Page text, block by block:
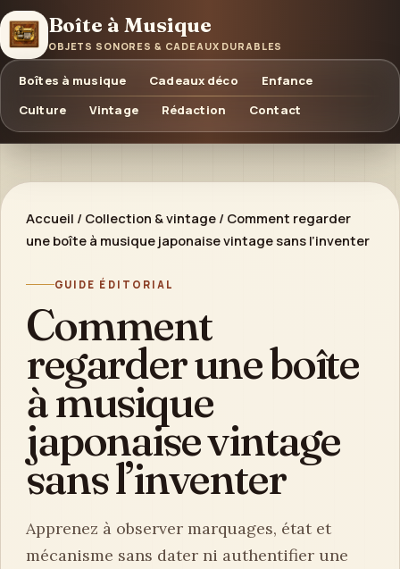
Boîte à Musique
OBJETS SONORES & CADEAUX DURABLES
Boîtes à musique Cadeaux déco
Enfance
Culture
Vintage Rédaction Contact
Accueil / Collection & vintage / Comment regarder
une boîte à musique japonaise vintage sans l’inventer
GUIDE ÉDITORIAL
Comment
regarder une boîte
à musique
japonaise vintage
sans l’inventer
Apprenez à observer marquages, état et
mécanisme sans dater ni authentifier une